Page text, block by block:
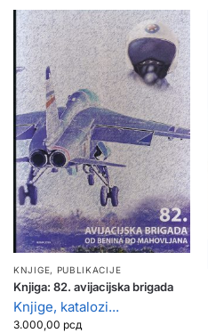
KNJIGE, PUBLIKACIJE
Knjiga: 82. avijacijska brigada
Knjige, katalozi...
3.000,00 рсд